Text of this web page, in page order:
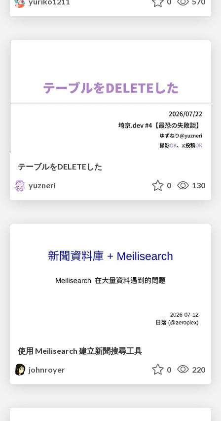
テーブルをDELETEした
yuzneri
0 130
使用 Meilisearch 建立新聞搜尋工具
johnroyer
0 220